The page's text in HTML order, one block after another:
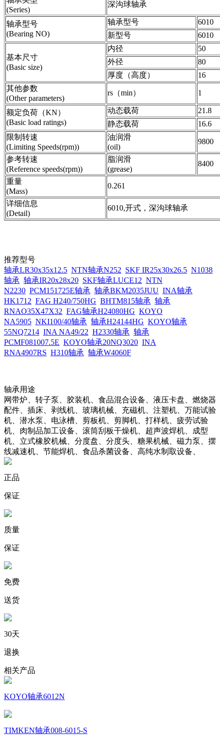
(Series)
深沟球轴承
轴承型号
(Bearing NO)
轴承型号
6010
新型号
6010
基本尺寸
(Basic size)
内径
50
外径
80
厚度（高度）
16
其他参数
(Other parameters)
rs（min） 1
额定负荷（KN）
(Basic load ratings)
动态载荷
21.8
静态载荷
16.6
限制转速
(Limiting Speeds(rpm))
油润滑
(oil)
9800
参考转速
(Reference speeds(rpm))
脂润滑
(grease)
8400
重量
(Mass)
0.261
详细信息
(Detail)
6010,开式，深沟球轴承
推荐型号
轴承LR30x35x12.5 NTN轴承N252 SKF IR25x30x26.5 N1038
轴承 轴承IR20x28x20 SKF轴承LUCE12 NTN
N2230 PCM151725E轴承 轴承BKM2035JUU INA轴承
HK1712 FAG H240/750HG BHTM815轴承 轴承
RNAO35X47X32 FAG轴承H24080HG KOYO
NA5905 NKI100/40轴承 轴承H24144HG KOYO轴承
55NQ7214 INA NA49/22 H2330轴承 轴承
PCMF081007.5E KOYO轴承20NQ3020 INA
RNA4907RS H310轴承 轴承W4060F
轴承用途
网带炉、转子泵、胶装机、食品混合设备、液压卡盘、燃烧器
配件、插床、剥线机、玻璃机械、充磁机、注塑机、万能试验
机、潜水泵、电泳槽、剪板机、剪脚机、打样机、疲劳试验
机、肉制品加工设备、滚筒刮板干燥机、超声波焊机、成型
机、立式橡胶机械、分度盘、分度头、糖果机械、磁力泵、摆
线减速机、节能焊机、食品杀菌设备、高纯水制取设备、
正品
保证
质量
保证
免费
送货
30天
退换
相关产品
KOYO轴承6012N
TIMKEN轴承008-6015-S